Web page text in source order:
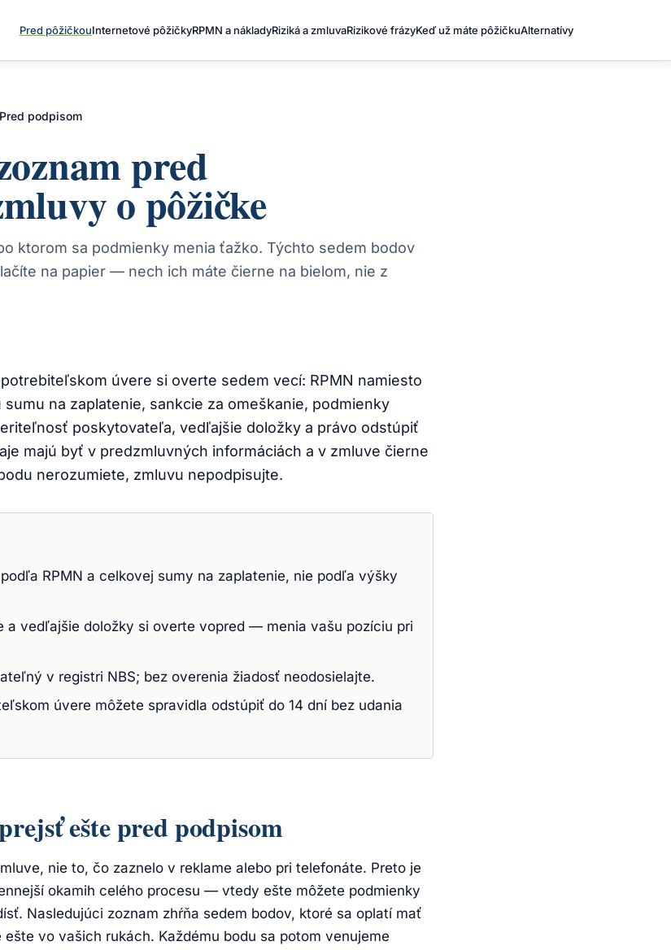
Pred pôžičkouInternetové pôžičkyRPMN a nákladyRiziká a zmluvaRizikové frázyKeď už máte pôžičkuAlternatívy
Pred podpisom
pred
o pôžičke
ktorom sa podmienky menia ťažko. Týchto sedem bodov
na papier — nech ich máte čierne na bielom, nie z
úvere si overte sedem vecí: RPMN namiesto
na zaplatenie, sankcie za omeškanie, podmienky
poskytovateľa, vedľajšie doložky a právo odstúpiť
majú byť v predzmluvných informáciách a v zmluve čierne
nerozumiete, zmluvu nepodpisujte.
RPMN a celkovej sumy na zaplatenie, nie podľa výšky
a vedľajšie doložky si overte vopred — menia vašu pozíciu pri
v registri NBS; bez overenia žiadosť neodosielajte.
úvere môžete spravidla odstúpiť do 14 dní bez udania
ešte pred podpisom
nie to, čo zaznelo v reklame alebo pri telefonáte. Preto je
okamih celého procesu — vtedy ešte môžete podmienky
Nasledujúci zoznam zhŕňa sedem bodov, ktoré sa oplatí mať
vo vašich rukách. Každému bodu sa potom venujeme